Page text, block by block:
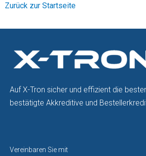
Zurück zur Startseite
Auf X-Tron sicher und effizient die
bestätigte Akkreditive und
Vereinbaren Sie mit